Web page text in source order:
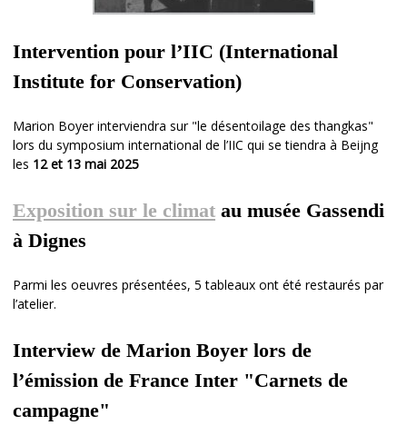
Intervention pour l’IIC (International
Institute for Conservation)
Marion Boyer interviendra sur "le désentoilage des thangkas"
lors du symposium international de l’IIC qui se tiendra à Beijng
les 12 et 13 mai 2025
Exposition sur le climat au musée Gassendi
à Dignes
Parmi les oeuvres présentées, 5 tableaux ont été restaurés par
l’atelier.
Interview de Marion Boyer lors de
l’émission de France Inter "Carnets de
campagne"